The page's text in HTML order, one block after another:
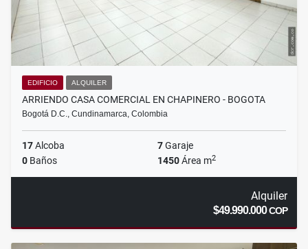
EDIFICIO ALQUILER
ARRIENDO CASA COMERCIAL EN CHAPINERO - BOGOTA
Bogotá D.C., Cundinamarca, Colombia
17Alcoba 7Garaje
0 Baños 1450Área m2
Alquiler
$49.990.000COP